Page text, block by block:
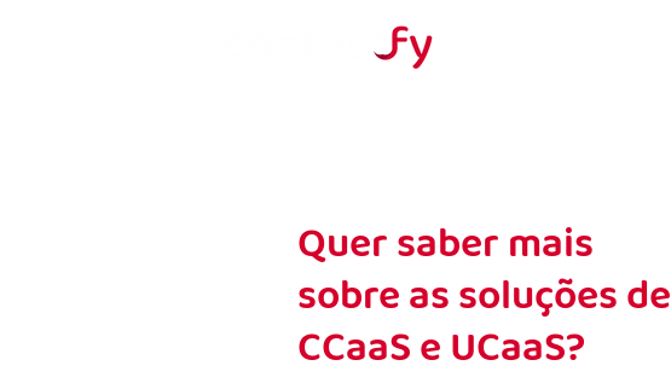
Quer saber mais
sobre as soluções de
CCaaS e UCaaS?